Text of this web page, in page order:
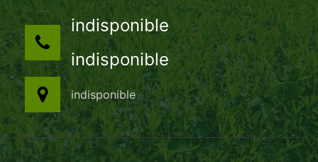
indisponible
indisponible
indisponible